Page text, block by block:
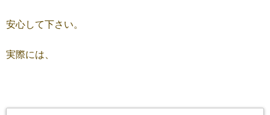
安心して下さい。
実際には、